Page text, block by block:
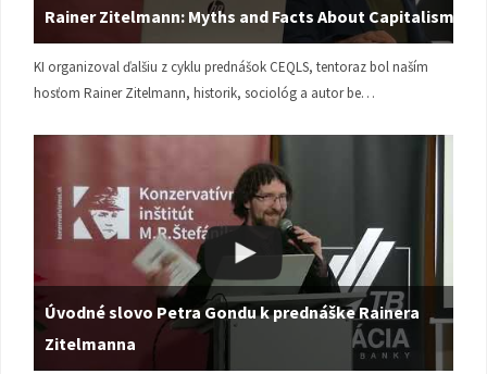
Rainer Zitelmann: Myths and Facts About Capitalism
KI organizoval ďalšiu z cyklu prednášok CEQLS, tentoraz bol naším
hosťom Rainer Zitelmann, historik, sociológ a autor be…
Úvodné slovo Petra Gondu k prednáške Rainera
Zitelmanna